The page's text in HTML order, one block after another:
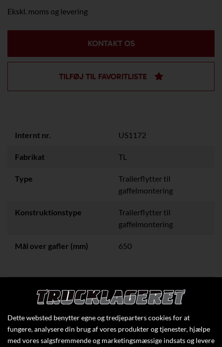
Ekskl. moms og levering
KONTAKT OS
TILFØJ TIL FAVORITLISTE
Internt nr. US1172
Fabrikat TL
Type
Trailerflytter til
gaffelmontering
Konstruktionstype
Trailerflytter til
gaffelmontering
Mål over gafler (mm) 650
Klik her for at se flere specifikationer
Dette websted benytter egne og tredjeparters cookies for at
fungere, analysere din brug af vores produkter og tjenester, hjælpe
med vores salgsfremmende og marketingsmæssige indsats og levere